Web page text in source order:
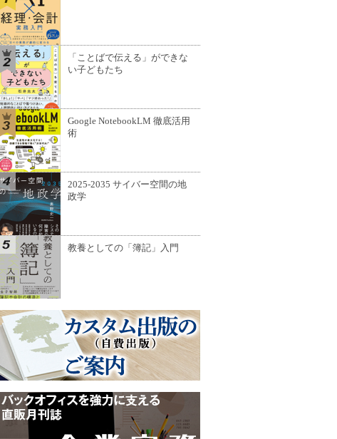
「ことばで伝える」ができな
い子どもたち
Google NotebookLM 徹底活用
術
2025-2035 サイバー空間の地
政学
教養としての「簿記」入門